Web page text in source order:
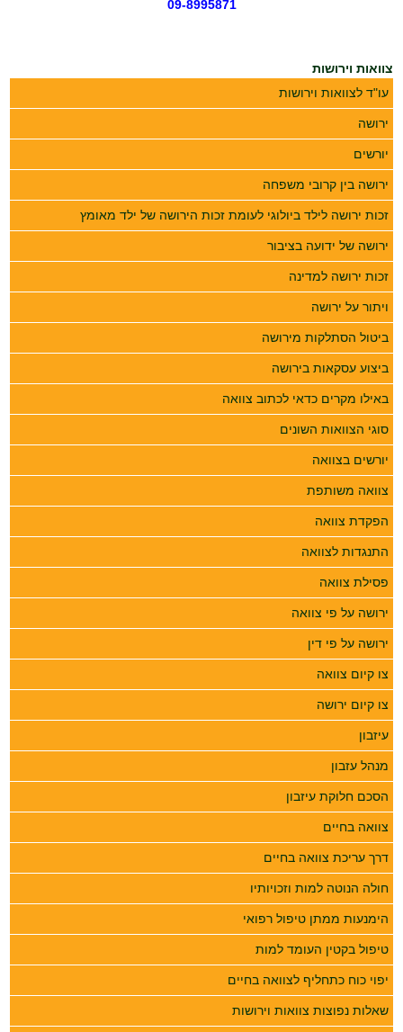
09-8995871
צוואות וירושות
עו"ד לצוואות וירושות
ירושה
יורשים
ירושה בין קרובי משפחה
זכות ירושה לילד ביולוגי לעומת זכות הירושה של ילד מאומץ
ירושה של ידועה בציבור
זכות ירושה למדינה
ויתור על ירושה
ביטול הסתלקות מירושה
ביצוע עסקאות בירושה
באילו מקרים כדאי לכתוב צוואה
סוגי הצוואות השונים
יורשים בצוואה
צוואה משותפת
הפקדת צוואה
התנגדות לצוואה
פסילת צוואה
ירושה על פי צוואה
ירושה על פי דין
צו קיום צוואה
צו קיום ירושה
עיזבון
מנהל עזבון
הסכם חלוקת עיזבון
צוואה בחיים
דרך עריכת צוואה בחיים
חולה הנוטה למות וזכויותיו
הימנעות ממתן טיפול רפואי
טיפול בקטין העומד למות
יפוי כוח כתחליף לצוואה בחיים
שאלות נפוצות צוואות וירושות